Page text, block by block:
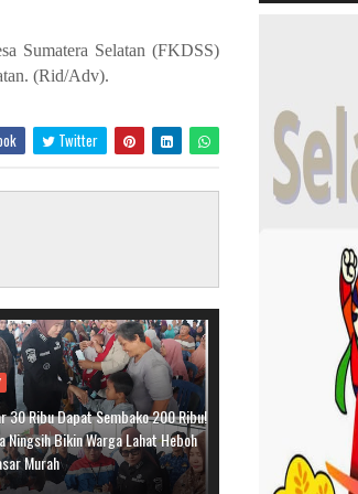
Sumatera Selatan (FKDSS)
(Rid/Adv).
Twitter
30 Ribu Dapat Sembako 200 Ribu!
Ningsih Bikin Warga Lahat Heboh
Murah